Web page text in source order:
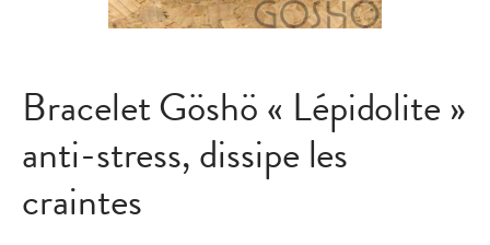
Bracelet Göshö « Lépidolite »
anti-stress, dissipe les
craintes